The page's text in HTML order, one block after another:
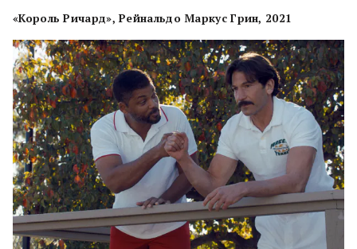
«Король Ричард», Рейнальдо Маркус Грин, 2021